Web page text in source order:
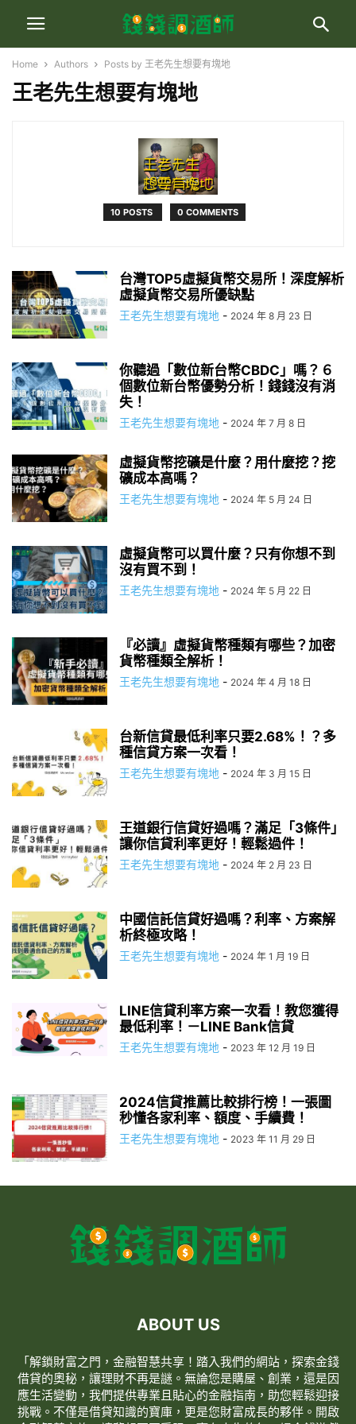
Home Authors Posts by 王老先生想要有塊地
王老先生想要有塊地
10 POSTS 0 COMMENTS
台灣TOP5虛擬貨幣交易所！深度解析
虛擬貨幣交易所優缺點
王老先生想要有塊地 - 2024 年 8 月 23 日
你聽過「數位新台幣CBDC」嗎？６
個數位新台幣優勢分析！錢錢沒有消
失！
王老先生想要有塊地 - 2024 年 7 月 8 日
虛擬貨幣挖礦是什麼？用什麼挖？挖
礦成本高嗎？
王老先生想要有塊地 - 2024 年 5 月 24 日
虛擬貨幣可以買什麼？只有你想不到
沒有買不到！
王老先生想要有塊地 - 2024 年 5 月 22 日
『必讀』虛擬貨幣種類有哪些？加密
貨幣種類全解析！
王老先生想要有塊地 - 2024 年 4 月 18 日
台新信貸最低利率只要2.68%！？多
種信貸方案一次看！
王老先生想要有塊地 - 2024 年 3 月 15 日
王道銀行信貸好過嗎？滿足「3條件」
讓你信貸利率更好！輕鬆過件！
王老先生想要有塊地 - 2024 年 2 月 23 日
中國信託信貸好過嗎？利率、方案解
析終極攻略！
王老先生想要有塊地 - 2024 年 1 月 19 日
LINE信貸利率方案一次看！教您獲得
最低利率！－LINE Bank信貸
王老先生想要有塊地 - 2023 年 12 月 19 日
2024信貸推薦比較排行榜！一張圖
秒懂各家利率、額度、手續費！
王老先生想要有塊地 - 2023 年 11 月 29 日
ABOUT US
「解鎖財富之門，金融智慧共享！踏入我們的網站，探索金錢
借貸的奧秘，讓理財不再是謎。無論您是購屋、創業，還是因
應生活變動，我們提供專業且貼心的金融指南，助您輕鬆迎接
挑戰。不僅是借貸知識的寶庫，更是您財富成長的夥伴。開啟